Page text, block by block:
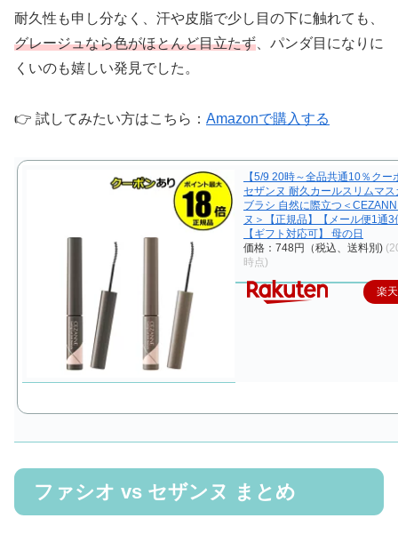
耐久性も申し分なく、汗や皮脂で少し目の下に触れても、
グレージュなら色がほとんど目立たず 、パンダ目になりに
くいのも嬉しい発見でした。
👉 試してみたい方はこちら： Amazonで購入する
【5/9 20時～全品共通10％クー
セザンヌ 耐久カールスリムマス
ブラシ 自然に際立つ＜
ヌ＞【正規品】【メール便1通3
【ギフト対応可】 母の日
価格：748円（税込、送料別)
時点)
楽
ファシオ vs セザンヌ まとめ